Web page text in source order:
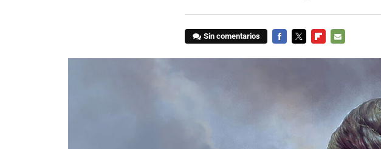
Sin comentarios